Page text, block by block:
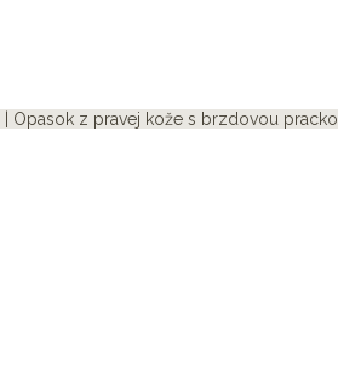
| Opasok z pravej kože s brzdovou